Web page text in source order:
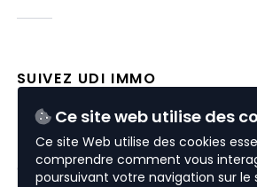
Ce site web utilise des
Ce site Web utilise des cookies
comprendre comment vous
poursuivant votre navigation sur le
SUIVEZ UDI IMMO
© 2026 UDI Immo